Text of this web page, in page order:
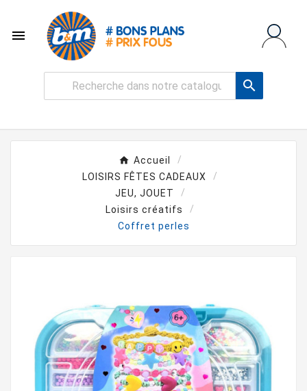


Accueil
LOISIRS FÊTES CADEAUX
JEU, JOUET
Loisirs créatifs
Coffret perles